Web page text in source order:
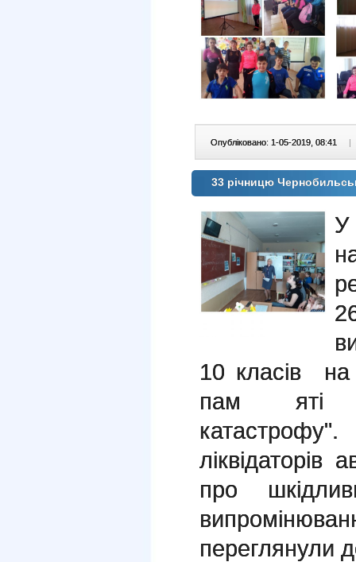
Опубліковано: 1-05-2019, 08:41 |
33 річницю
10 класiв на
пам ятi
ліквідаторів
про
переглянули